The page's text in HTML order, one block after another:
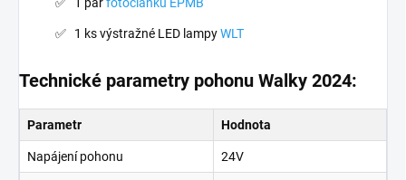
1 párfotočlánků EPMB
1 ks výstražné LED lampyWLT
Technické parametry pohonu Walky 2024:
Parametr Hodnota
Napájení pohonu 24V